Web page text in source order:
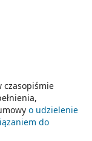
czasopiśmie
o udzielenie
do